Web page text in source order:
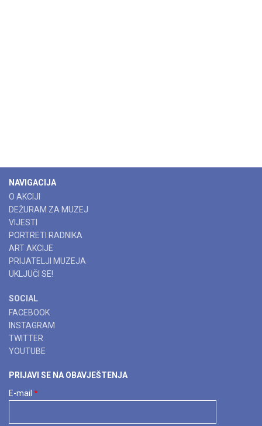
NAVIGACIJA
O AKCIJI
DEŽURAM ZA MUZEJ
VIJESTI
PORTRETI RADNIKA
ART AKCIJE
PRIJATELJI MUZEJA
UKLJUČI SE!
SOCIAL
FACEBOOK
INSTAGRAM
TWITTER
YOUTUBE
PRIJAVI SE NA OBAVJEŠTENJA
E-mail *